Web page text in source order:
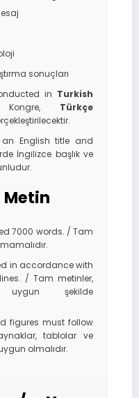
sonuçları
in Turkish
Türkçe
English title and
İngilizce başlık ve
Metin
7000 words. / Tam
in accordance with
/ Tam metinler,
şekilde
figures must follow
tablolar ve
olmalıdır.